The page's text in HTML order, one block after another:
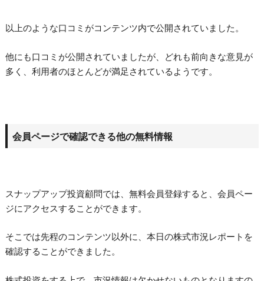
以上のような口コミがコンテンツ内で公開されていました。
他にも口コミが公開されていましたが、どれも前向きな意見が
多く、利用者のほとんどが満足されているようです。
会員ページで確認できる他の無料情報
スナップアップ投資顧問では、無料会員登録すると、会員ペー
ジにアクセスすることができます。
そこでは先程のコンテンツ以外に、本日の株式市況レポートを
確認することができました。